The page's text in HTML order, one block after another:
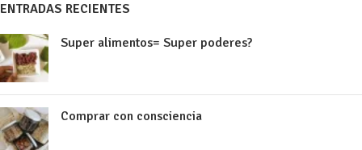
ENTRADAS RECIENTES
Super alimentos= Super poderes?
Comprar con consciencia